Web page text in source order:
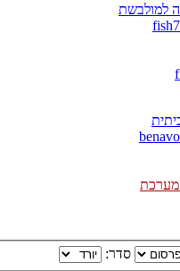
למולבשת
מערכת
סדר: